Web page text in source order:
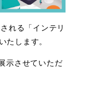
れる「インテリ
たします。
示させていただ